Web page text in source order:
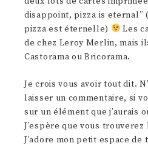
disappoint, pizza is eternal”
pizza est éternelle)
Les
de chez Leroy Merlin, mais
Castorama ou Bricorama.
Je crois vous avoir tout dit.
laisser un commentaire, si
sur un élément que j’aurais
J’espère que vous
J’adore mon petit espace